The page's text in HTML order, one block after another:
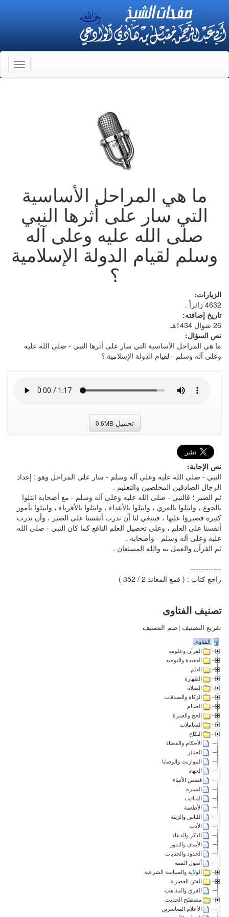
ما هي المراحل الأساسية
التي سار على أثرها النبي
صلى الله عليه وعلى آله
وسلم لقيام الدولة الإسلامية
؟
الزيارات:
4632 زائراً .
تاريخ إضافته:
26 شوال 1434هـ
نص السؤال:
ما هي المراحل الأساسية التي سار على أثرها النبي - صلى الله عليه
وعلى آله وسلم - لقيام الدولة الإسلامية ؟
تحميل0.6MB
نص الإجابة:
النبي - صلى الله عليه وعلى آله وسلم - سار على المراحل وهو : إعداد
الرجال الصادقين المخلصين والتعليم .
ثم الصبر ؛ فالنبي - صلى الله عليه وعلى آله وسلم - مع أصحابه ابتلوا
بالجوع ، وابتلوا بالعري ، وابتلوا بالأعداء ، وابتلوا بالأقرباء ، وابتلوا بأمور
كثيرة فصبروا عليها ، فينبغي لنا أن ندرب أنفسنا على الصبر ، وأن ندرب
أنفسنا على العلم ، وعلى تحصيل العلم النافع كما كان النبي - صلى الله
عليه وعلى آله وسلم - وأصحابه .
ثم القرآن والعمل به والله المستعان .
------------
راجع كتاب : ( قمع المعاند 2 / 352 )
تصنيف الفتاوى
تفريع التصنيف | ضم التصنيف
الفتاوى
القرآن وعلومه
العقيدة والتوحيد
العلم
الطهارة
الصلاة
الزكاة والصدقات
الصيام
الحج والعمرة
المعاملات
النكاح
الأحكام والقضاء
الجنائز
المواريث والوصايا
الجهاد
قصص الأنبياء
السيرة
المناقب
الأطعمة
اللباس والزينة
الأدب
الذكر والدعاء
الأيمان والنذور
الحدود والجنايات
أصول الفقه
الولاية والسياسة الشرعية
الفتن العصرية
الفرق والمذاهب
مصطلح الحديث
الأعلام المعاصرين